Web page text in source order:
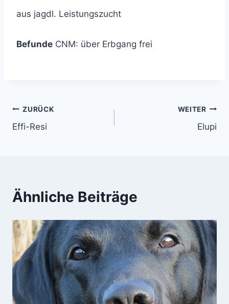
aus jagdl. Leistungszucht
Befunde CNM: über Erbgang frei
Beitragsnavigation
ZURÜCK
Effi-Resi
WEITER
Elupi
Ähnliche Beiträge